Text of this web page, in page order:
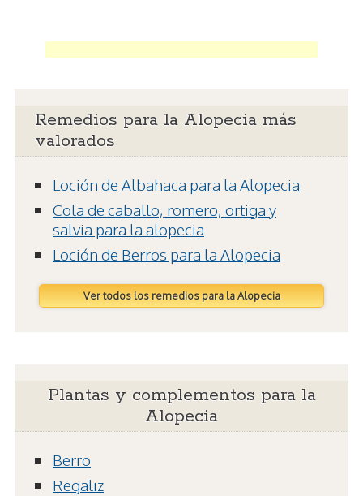
Remedios para la Alopecia más
valorados
Loción de Albahaca para la Alopecia
Cola de caballo, romero, ortiga y
salvia para la alopecia
Loción de Berros para la Alopecia
Ver todos los remedios para la Alopecia
Plantas y complementos para la
Alopecia
Berro
Regaliz